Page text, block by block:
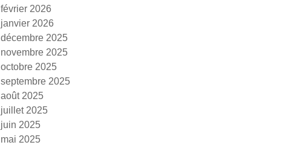
février 2026
janvier 2026
décembre 2025
novembre 2025
octobre 2025
septembre 2025
août 2025
juillet 2025
juin 2025
mai 2025